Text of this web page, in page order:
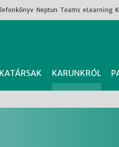
Neptun Teams eLearning
KARUNKRÓL